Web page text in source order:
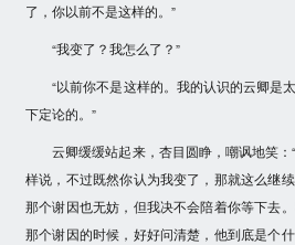
了，你以前不是这样的。”
“我变了？我怎么了？”
“以前你不是这样的。我的认识的云卿是
下定论的。”
云卿缓缓站起来，杏目圆睁，嘲讽地笑：
样说，不过既然你认为我变了，那就这么继
那个谢因也无妨，但我决不会陪着你等下去
那个谢因的时候，好好问清楚，他到底是个